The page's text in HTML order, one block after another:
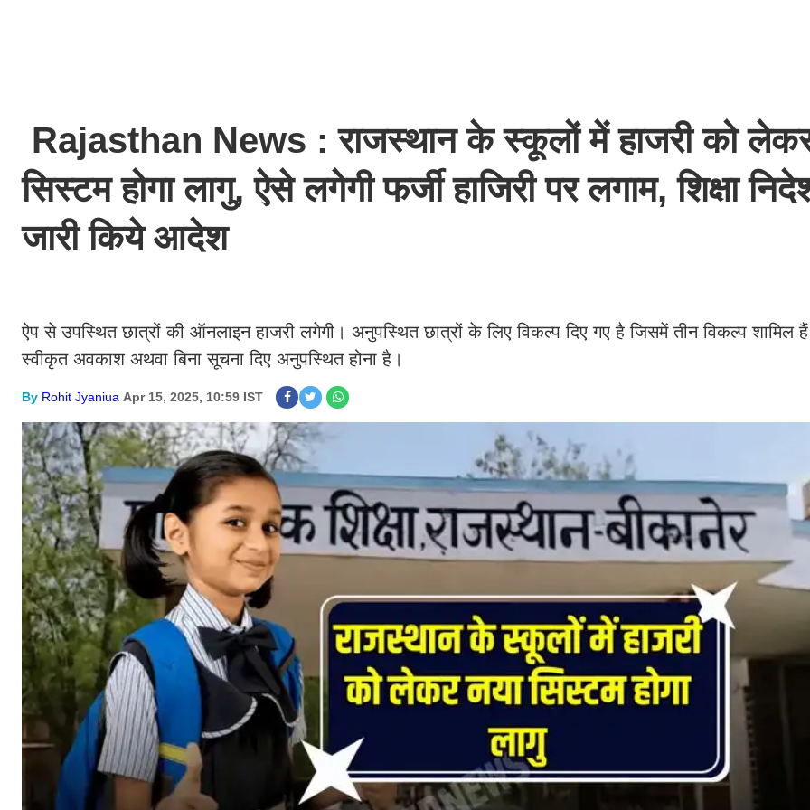
Rajasthan News : राजस्थान के स्कूलों में हाजरी को
सिस्टम होगा लागु, ऐसे लगेगी फर्जी हाजिरी पर लगाम, शिक्षा
जारी किये आदेश
ऐप से उपस्थित छात्रों की ऑनलाइन हाजरी लगेगी। अनुपस्थित छात्रों के लिए विकल्प दिए गए है जिसमें तीन विकल्प शामिल
स्वीकृत अवकाश अथवा बिना सूचना दिए अनुपस्थित होना है।
By Rohit Jyaniua Apr 15, 2025, 10:59 IST